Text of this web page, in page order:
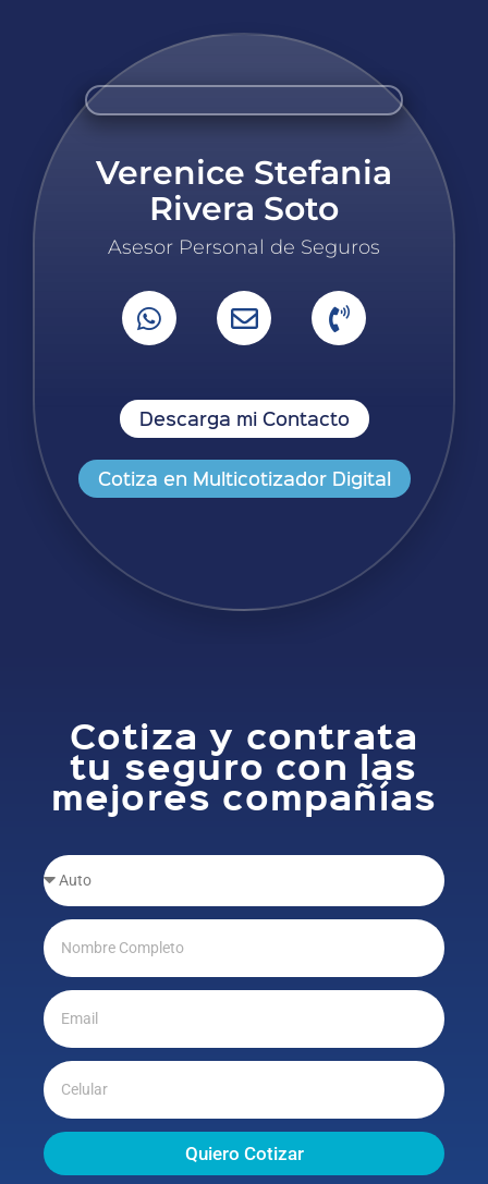
Verenice Stefania
Rivera Soto
Asesor Personal de Seguros
Descarga mi Contacto
Cotiza en Multicotizador Digital
Cotiza y contrata
tu seguro con las
mejores compañías
Quiero Cotizar